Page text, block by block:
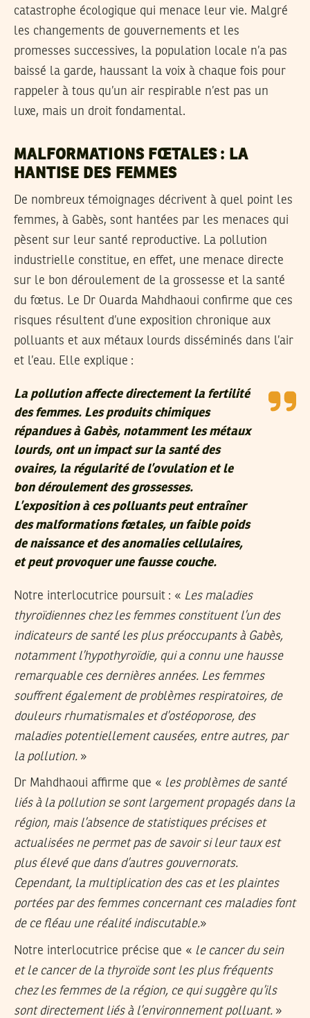
catastrophe écologique qui menace leur vie. Malgré
les changements de gouvernements et les
promesses successives, la population locale n’a pas
baissé la garde, haussant la voix à chaque fois pour
rappeler à tous qu’un air respirable n’est pas un
luxe, mais un droit fondamental.
MALFORMATIONS FŒTALES : LA
HANTISE DES FEMMES
De nombreux témoignages décrivent à quel point les
femmes, à Gabès, sont hantées par les menaces qui
pèsent sur leur santé reproductive. La pollution
industrielle constitue, en effet, une menace directe
sur le bon déroulement de la grossesse et la santé
du fœtus. Le Dr Ouarda Mahdhaoui confirme que ces
risques résultent d’une exposition chronique aux
polluants et aux métaux lourds disséminés dans l’air
et l’eau. Elle explique :
La pollution affecte directement la fertilité
des femmes. Les produits chimiques
répandues à Gabès, notamment les métaux
lourds, ont un impact sur la santé des
ovaires, la régularité de l’ovulation et le
bon déroulement des grossesses.
L’exposition à ces polluants peut entraîner
des malformations fœtales, un faible poids
de naissance et des anomalies cellulaires,
et peut provoquer une fausse couche.
Notre interlocutrice poursuit : « Les maladies
thyroïdiennes chez les femmes constituent l’un des
indicateurs de santé les plus préoccupants à Gabès,
notamment l’hypothyroïdie, qui a connu une hausse
remarquable ces dernières années. Les femmes
souffrent également de problèmes respiratoires, de
douleurs rhumatismales et d’ostéoporose, des
maladies potentiellement causées, entre autres, par
la pollution. »
Dr Mahdhaoui affirme que « les problèmes de santé
liés à la pollution se sont largement propagés dans la
région, mais l’absence de statistiques précises et
actualisées ne permet pas de savoir si leur taux est
plus élevé que dans d’autres gouvernorats.
Cependant, la multiplication des cas et les plaintes
portées par des femmes concernant ces maladies font
de ce fléau une réalité indiscutable.»
Notre interlocutrice précise que « le cancer du sein
et le cancer de la thyroïde sont les plus fréquents
chez les femmes de la région, ce qui suggère qu’ils
sont directement liés à l’environnement polluant. »